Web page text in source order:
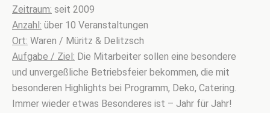
Zeitraum: seit 2009
Anzahl: über 10 Veranstaltungen
Ort: Waren / Müritz & Delitzsch
Aufgabe / Ziel: Die Mitarbeiter sollen eine besondere
und unvergeßliche Betriebsfeier bekommen, die mit
besonderen Highlights bei Programm, Deko, Catering.
Immer wieder etwas Besonderes ist – Jahr für Jahr!